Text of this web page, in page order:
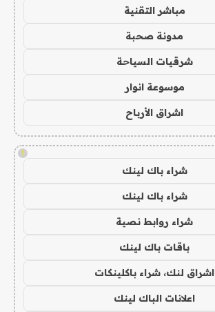
مباشر التقنية
مدونة صحبة
شرقيات السياحة
موسوعة انوار
اشراق الأرباح
!
شراء باك لينك
شراء باك لينك
شراء روابط نصية
باقات باك لينك
اشراق لنك، شراء باكلينكات
اعلانات الباك لينك